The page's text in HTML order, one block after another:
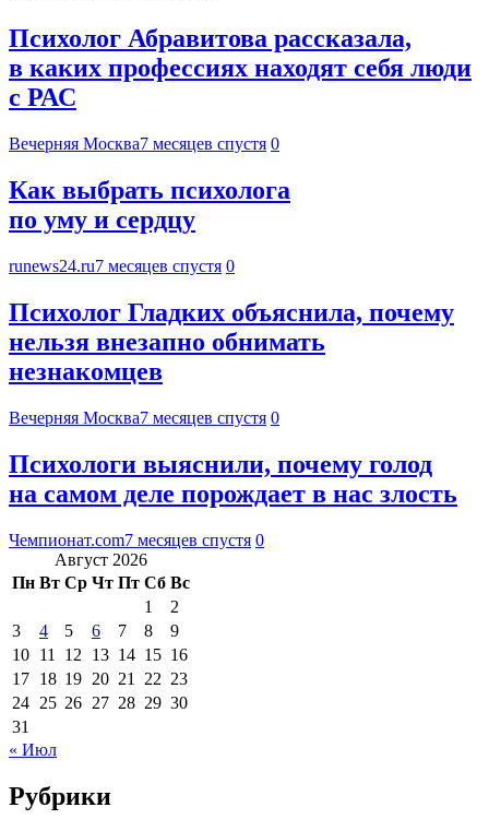
Психолог Абравитова рассказала,
в каких профессиях находят себя люди
с РАС
Вечерняя Москва7 месяцев спустя 0
Как выбрать психолога
по уму и сердцу
runews24.ru7 месяцев спустя 0
Психолог Гладких объяснила, почему
нельзя внезапно обнимать
незнакомцев
Вечерняя Москва7 месяцев спустя 0
Психологи выяснили, почему голод
на самом деле порождает в нас злость
Чемпионат.com7 месяцев спустя 0
Август 2026
Пн Вт Ср Чт Пт Сб Вс
1
2
3
4 5 6 7 8
9
10 11 12 13 14 15 16
17 18 19 20 21 22 23
24 25 26 27 28 29 30
31
« Июл
Рубрики